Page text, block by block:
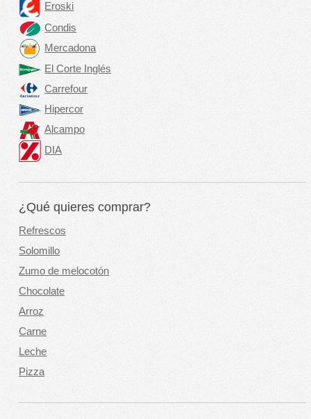
Eroski
Condis
Mercadona
El Corte Inglés
Carrefour
Hipercor
Alcampo
DIA
¿Qué quieres comprar?
Refrescos
Solomillo
Zumo de melocotón
Chocolate
Arroz
Carne
Leche
Pizza